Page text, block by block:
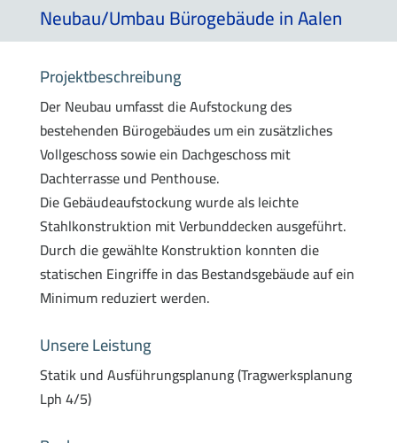
Neubau/Umbau Bürogebäude in Aalen
Projektbeschreibung
Der Neubau umfasst die Aufstockung des
bestehenden Bürogebäudes um ein zusätzliches
Vollgeschoss sowie ein Dachgeschoss mit
Dachterrasse und Penthouse.
Die Gebäudeaufstockung wurde als leichte
Stahlkonstruktion mit Verbunddecken ausgeführt.
Durch die gewählte Konstruktion konnten die
statischen Eingriffe in das Bestandsgebäude auf ein
Minimum reduziert werden.
Unsere Leistung
Statik und Ausführungsplanung (Tragwerksplanung
Lph 4/5)